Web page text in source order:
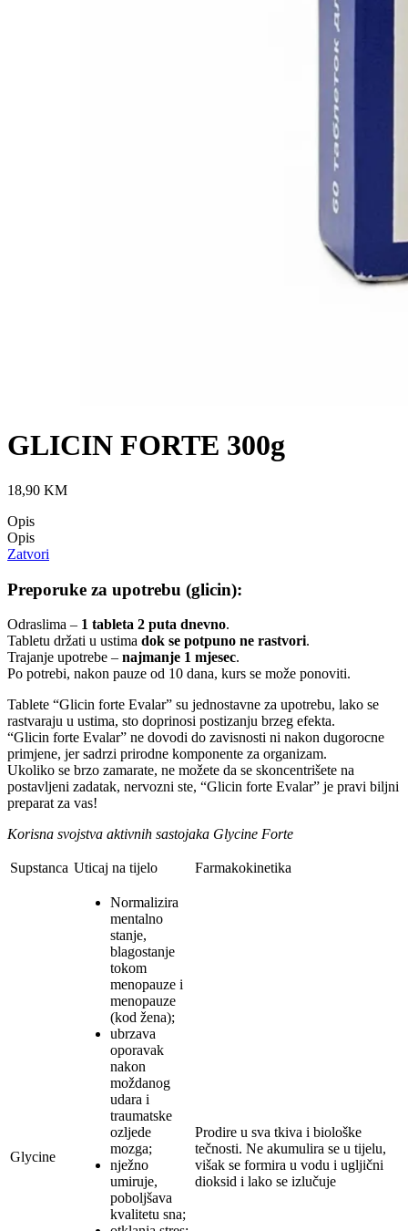
GLICIN FORTE 300g
18,90 KM
Opis
Opis
Zatvori
Preporuke za upotrebu (glicin):
Odraslima – 1 tableta 2 puta dnevno.
Tabletu držati u ustima dok se potpuno ne rastvori.
Trajanje upotrebe – najmanje 1 mjesec.
Po potrebi, nakon pauze od 10 dana, kurs se može ponoviti.
Tablete “Glicin forte Evalar” su jednostavne za upotrebu, lako se
rastvaraju u ustima, sto doprinosi postizanju brzeg efekta.
“Glicin forte Evalar” ne dovodi do zavisnosti ni nakon dugorocne
primjene, jer sadrzi prirodne komponente za organizam.
Ukoliko se brzo zamarate, ne možete da se skoncentrišete na
postavljeni zadatak, nervozni ste, “Glicin forte Evalar” je pravi biljni
preparat za vas!
Korisna svojstva aktivnih sastojaka Glycine Forte
Supstanca Uticaj na tijelo Farmakokinetika
Glycine
Normalizira
mentalno
stanje,
blagostanje
tokom
menopauze i
menopauze
(kod žena);
ubrzava
oporavak
nakon
moždanog
udara i
traumatske
ozljede
mozga;
nježno
umiruje,
poboljšava
kvalitetu sna;
Prodire u sva tkiva i biološke
tečnosti. Ne akumulira se u tijelu,
višak se formira u vodu i ugljični
dioksid i lako se izlučuje